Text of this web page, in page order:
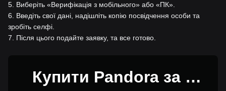
5 Виберіть «Верифікація з мобільного» або «ПК».
6
Введіть свої дані, надішліть копію посвідчення особи та
зробіть селфі.
7
Після цього подайте заявку, та все готово.
Купити Pandora за 1